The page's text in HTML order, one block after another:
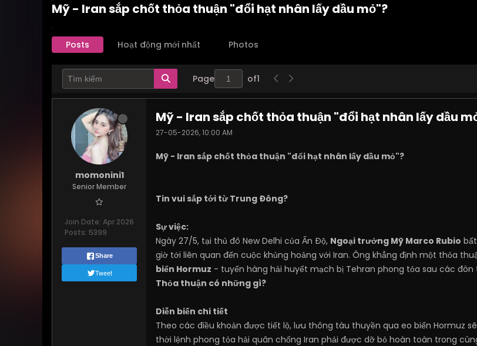
Mỹ - Iran sắp chốt thỏa thuận "đổi hạt nhân lấy dầu mỏ"?
Posts Hoạt động mới nhất Photos
Page of1
momonini1
Senior Member
Join Date: Apr 2026
Posts: 5399
Share
Tweet
Mỹ - Iran sắp chốt thỏa thuận "đổi hạt nhân lấy dầu
27-05-2026, 10:00 AM
Mỹ - Iran sắp chốt thỏa thuận "đổi hạt nhân lấy dầu mỏ"?
Tin vui sắp tới từ Trung Đông?
Sự việc:
Ngày 27/5, tại thủ đô New Delhi của Ấn Độ, Ngoại trưởng Mỹ Marco Rubio
giờ tới liên quan đến cuộc khủng hoảng với Iran. Ông khẳng định một thỏa
biển Hormuz - tuyến hàng hải huyết mạch bị Tehran phong tỏa sau các đòn
Thỏa thuận có những gì?
Diễn biến chi tiết
Theo các điều khoản được tiết lộ, lưu thông tàu thuyền qua eo biển Hormuz
thời lệnh phong tỏa hải quân chống Iran phải được dỡ bỏ hoàn toàn trong